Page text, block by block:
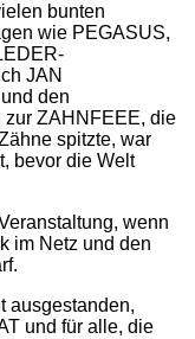
bunten
wie PEGASUS,
JAN
den
zur ZAHNFEEE, die
spitzte, war
bevor die Welt
wenn
im Netz und den
ausgestanden,
und für alle, die